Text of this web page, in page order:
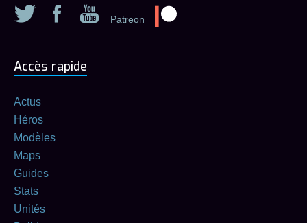
Patreon
Accès rapide
Actus
Héros
Modèles
Maps
Guides
Stats
Unités